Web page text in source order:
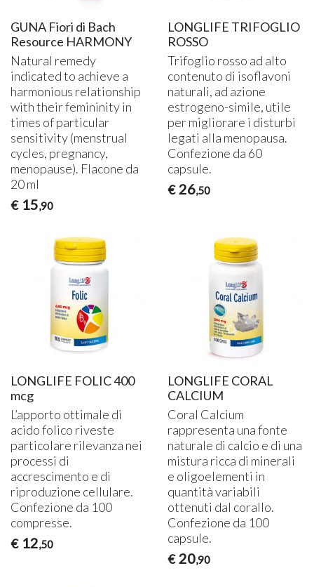
GUNA Fiori di Bach
Resource HARMONY
Natural remedy
indicated to achieve a
harmonious relationship
with their femininity in
times of particular
sensitivity (menstrual
cycles, pregnancy,
menopause). Flacone da
20 ml
€ 15,90
LONGLIFE TRIFOGLIO
ROSSO
Trifoglio rosso ad alto
contenuto di isoflavoni
naturali, ad azione
estrogeno-simile, utile
per migliorare i disturbi
legati alla menopausa.
Confezione da 60
capsule.
€ 26,50
LONGLIFE FOLIC 400
mcg
L’apporto ottimale di
acido folico riveste
particolare rilevanza nei
processi di
accrescimento e di
riproduzione cellulare.
Confezione da 100
compresse.
€ 12,50
LONGLIFE CORAL
CALCIUM
Coral Calcium
rappresenta una fonte
naturale di calcio e di una
mistura ricca di minerali
e oligoelementi in
quantità variabili
ottenuti dal corallo.
Confezione da 100
capsule.
€ 20,90